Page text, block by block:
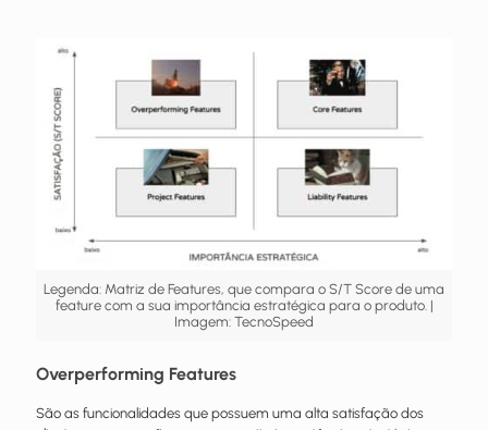
Legenda: Matriz de Features, que compara o S/T Score de uma
feature com a sua importância estratégica para o produto. |
Imagem: TecnoSpeed
Overperforming Features
São as funcionalidades que possuem uma alta satisfação dos